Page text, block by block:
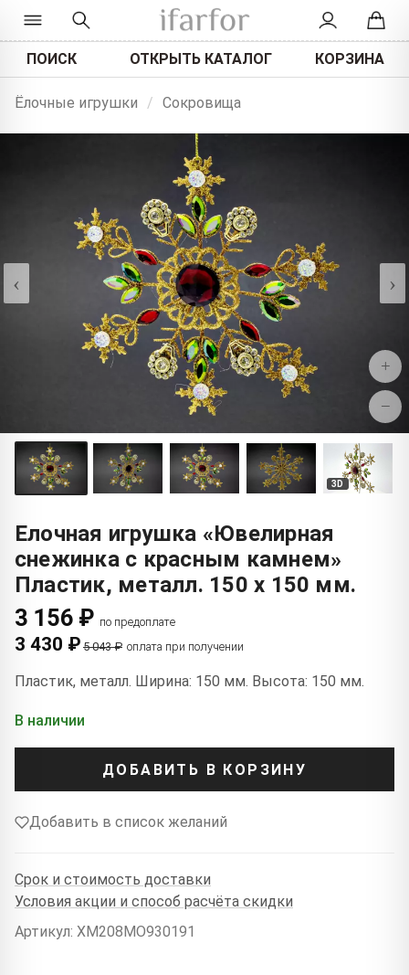
ПОИСК ОТКРЫТЬ КАТАЛОГ КОРЗИНА
Ёлочные игрушки / Сокровища
‹ ›
+
−
3D
Елочная игрушка «Ювелирная
снежинка с красным камнем»
Пластик, металл. 150 x 150 мм.
3 156 ₽ по предоплате
3 430 ₽ 5 043 ₽ оплата при получении
Пластик, металл. Ширина: 150 мм. Высота: 150 мм.
В наличии
ДОБАВИТЬ В КОРЗИНУ
Добавить в список желаний
Срок и стоимость доставки
Условия акции и способ расчёта скидки
Артикул: XM208MO930191